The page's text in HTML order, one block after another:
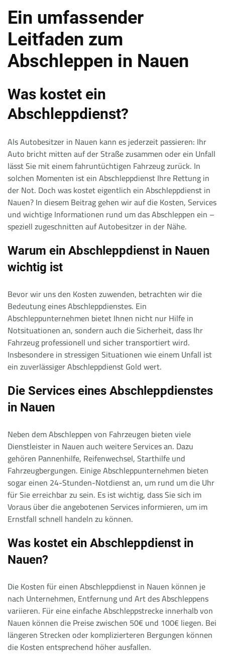
Ein umfassender
Leitfaden zum
Abschleppen in Nauen
Was kostet ein
Abschleppdienst?
Als Autobesitzer in Nauen kann es jederzeit passieren: Ihr
Auto bricht mitten auf der Straße zusammen oder ein Unfall
lässt Sie mit einem fahruntüchtigen Fahrzeug zurück. In
solchen Momenten ist ein Abschleppdienst Ihre Rettung in
der Not. Doch was kostet eigentlich ein Abschleppdienst in
Nauen? In diesem Beitrag gehen wir auf die Kosten, Services
und wichtige Informationen rund um das Abschleppen ein –
speziell zugeschnitten auf Autobesitzer in der Nähe.
Warum ein Abschleppdienst in Nauen
wichtig ist
Bevor wir uns den Kosten zuwenden, betrachten wir die
Bedeutung eines Abschleppdienstes. Ein
Abschleppunternehmen bietet Ihnen nicht nur Hilfe in
Notsituationen an, sondern auch die Sicherheit, dass Ihr
Fahrzeug professionell und sicher transportiert wird.
Insbesondere in stressigen Situationen wie einem Unfall ist
ein zuverlässiger Abschleppdienst Gold wert.
Die Services eines Abschleppdienstes
in Nauen
Neben dem Abschleppen von Fahrzeugen bieten viele
Dienstleister in Nauen auch weitere Services an. Dazu
gehören Pannenhilfe, Reifenwechsel, Starthilfe und
Fahrzeugbergungen. Einige Abschleppunternehmen bieten
sogar einen 24-Stunden-Notdienst an, um rund um die Uhr
für Sie erreichbar zu sein. Es ist wichtig, dass Sie sich im
Voraus über die angebotenen Services informieren, um im
Ernstfall schnell handeln zu können.
Was kostet ein Abschleppdienst in
Nauen?
Die Kosten für einen Abschleppdienst in Nauen können je
nach Unternehmen, Entfernung und Art des Abschleppens
variieren. Für eine einfache Abschleppstrecke innerhalb von
Nauen können die Preise zwischen 50€ und 100€ liegen. Bei
längeren Strecken oder komplizierteren Bergungen können
die Kosten entsprechend höher ausfallen.